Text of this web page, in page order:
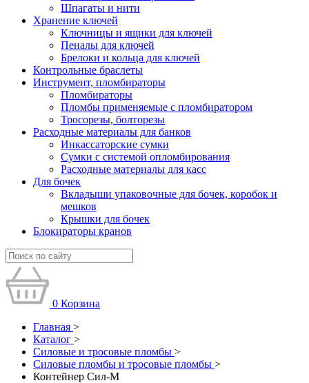
Шпагаты и нити
Хранение ключей
Ключницы и ящики для ключей
Пеналы для ключей
Брелоки и кольца для ключей
Контрольные браслеты
Инструмент, пломбираторы
Пломбираторы
Пломбы применяемые с пломбиратором
Тросорезы, болторезы
Расходные материалы для банков
Инкассаторские сумки
Сумки с системой опломбирования
Расходные материалы для касс
Для бочек
Вкладыши упаковочные для бочек, коробок и
мешков
Крышки для бочек
Блокираторы кранов
0 Корзина
Главная >
Каталог >
Силовые и тросовые пломбы >
Силовые пломбы и тросовые пломбы >
Контейнер Сил-М